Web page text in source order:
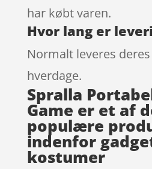
har købt varen.
Hvor lang er
Normalt leveres
hverdage.
Spralla
Game er et af
populære
indenfor
kostumer